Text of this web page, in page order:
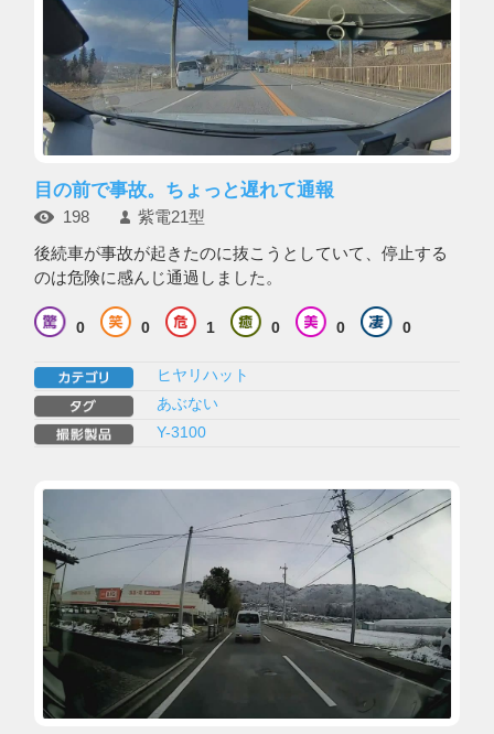
目の前で事故。ちょっと遅れて通報
198 紫電21型
後続車が事故が起きたのに抜こうとしていて、停止する
のは危険に感んじ通過しました。
0 0 1 0 0 0
ヒヤリハット
あぶない
Y-3100